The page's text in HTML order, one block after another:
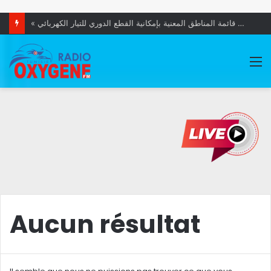
« الستاغ » تعلن عن قائمة المناطق المعنية بإمكانية القطع الدوري للتيار الكهربائي
Aucun résultat